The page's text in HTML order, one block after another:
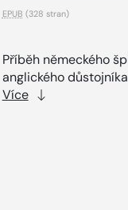
EPUB (328 stran)
Příběh německého
anglického
Více